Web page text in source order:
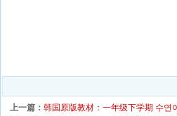
上一篇： 韩国原版教材：一年级下学期 수연